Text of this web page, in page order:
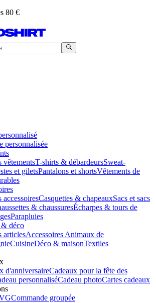
80 €
personnalisée
vêtementsT-shirts & débardeursSweat-
et giletsPantalons et shortsVêtements de
accessoiresCasquettes & chapeauxSacs et sacs
& chaussuresÉcharpes & tours de
Parapluies
déco
articlesAccessoires Animaux de
CuisineDéco & maisonTextiles
d'anniversaireCadeaux pour la fête des
personnaliséCadeau photoCartes cadeaux
Commande groupée